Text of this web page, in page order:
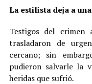
La estilista deja a
Testigos del crimen
trasladaron de
cercano; sin
pudieron salvarle la
heridas que sufrió.